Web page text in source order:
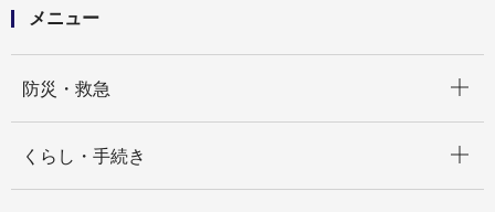
メニュー
防災・救急
くらし・手続き